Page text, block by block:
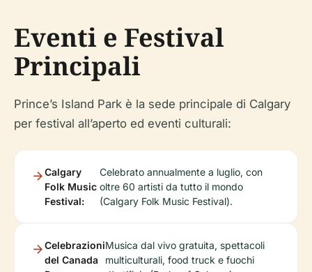
Eventi e Festival
Principali
Prince’s Island Park è la sede principale di Calgary
per festival all’aperto ed eventi culturali:
Calgary
Folk Music
Festival:
Celebrato annualmente a luglio, con
oltre 60 artisti da tutto il mondo
(Calgary Folk Music Festival).
Celebrazioni
del Canada
Musica dal vivo gratuita, spettacoli
multiculturali, food truck e fuochi